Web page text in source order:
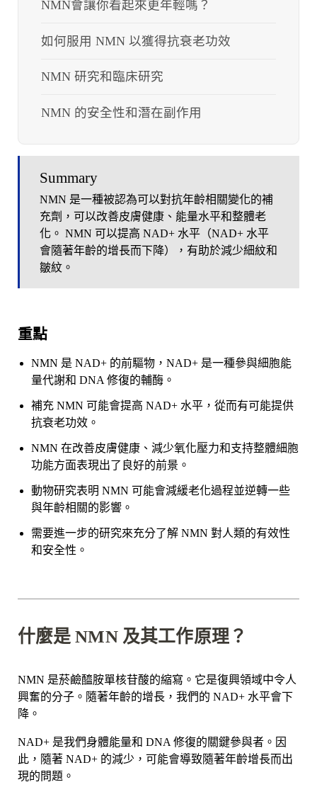
重點
NMN 是 NAD+ 的前驅物，NAD+ 是一種參與細胞能
量代謝和 DNA 修復的輔酶。
補充 NMN 可能會提高 NAD+ 水平，從而有可能提供
抗衰老功效。
NMN 在改善皮膚健康、減少氧化壓力和支持整體細胞
功能方面表現出了良好的前景。
動物研究表明 NMN 可能會減緩老化過程並逆轉一些
與年齡相關的影響。
需要進一步的研究來充分了解 NMN 對人類的有效性
和安全性。
什麼是 NMN 及其工作原理？
NMN 是菸鹼醯胺單核苷酸的縮寫。它是復興領域中令人
興奮的分子。隨著年齡的增長，我們的 NAD+ 水平會下
降。
NAD+ 是我們身體能量和 DNA 修復的關鍵參與者。因
此，隨著 NAD+ 的減少，可能會導致隨著年齡增長而出
現的問題。
NMN會讓你看起來更年輕嗎？
如何服用 NMN 以獲得抗衰老功效
NMN 研究和臨床研究
NMN 的安全性和潛在副作用
Summary
NMN 是一種被認為可以對抗年齡相關變化的補
充劑，可以改善皮膚健康、能量水平和整體老
化。 NMN 可以提高 NAD+ 水平（NAD+ 水平
會隨著年齡的增長而下降），有助於減少細紋和
皺紋。